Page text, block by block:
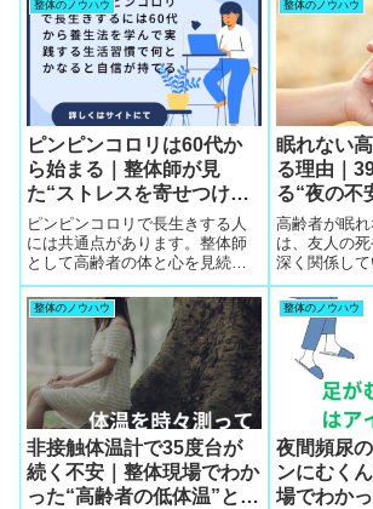
アを活性化する生活習慣」を、
実例とともにわかりやすく解説
します。
わかりやす
整体のノウハウ
ピンピンコロリは60代か
ら始まる｜整体師が見
た“ストレスを寄せつけな
い人”の習慣と長寿の秘密
ピンピンコロリで長生きする人
には共通点があります。整体師
として高齢者の体と心を見続け
てきた経験から、60代から始め
るべき“ストレスを寄せつけない
習慣”と、寝たきり10年を避ける
ための具体的な生活法をわかり
やすく解説します。
整体のノウハウ
眠れない
る理由｜
る“夜の不
慣”
高齢者が眠
は、友人の
深く関係して
リの多飲で
加。整体師
安を軽くす
められる生
す。
整体のノウハウ
非接触体温計で35度台が
続く不安｜整体現場でわか
った“高齢者の低体温”と自
整体のノウハウ
夜間頻尿
ンにむく
場でわか